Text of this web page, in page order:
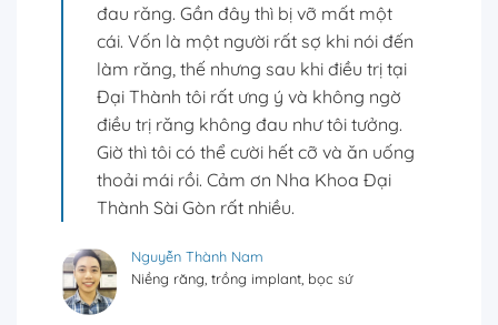
Tôi đã hoàn thành 12 tháng niềng răng
với kết quả vượt trên cả kỳ vọng ban
đầu. Cảm ơn bác sĩ và các bạn chuyên
viên đã rất tận tình tư vấn và chăm sóc
ca của mình.
Đỗ Nhật Minh
Niềng răng mắc cài sứ